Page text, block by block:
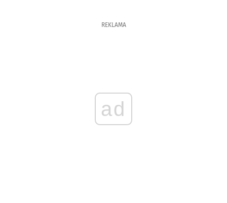
REKLAMA
ad